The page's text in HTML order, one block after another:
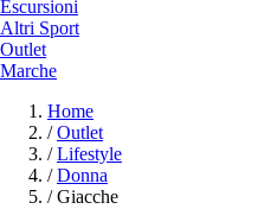
Escursioni
Altri Sport
Outlet
Marche
Home
/ Outlet
/ Lifestyle
/ Donna
/ Giacche